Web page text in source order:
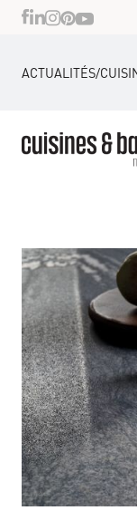
ACTUALITÉS/